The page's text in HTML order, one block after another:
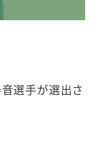
選手が選出さ